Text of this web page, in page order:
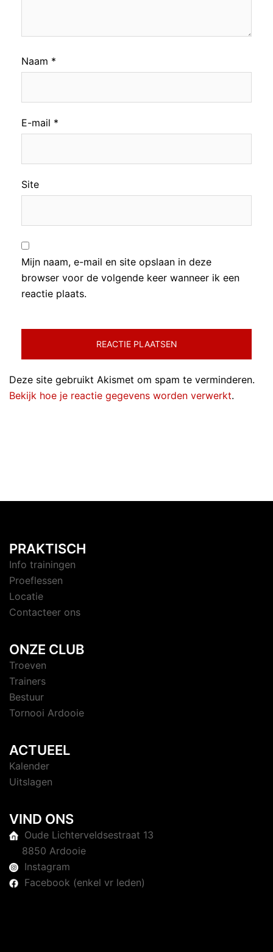
Naam *
E-mail *
Site
Mijn naam, e-mail en site opslaan in deze
browser voor de volgende keer wanneer ik een
reactie plaats.
Deze site gebruikt Akismet om spam te verminderen.
Bekijk hoe je reactie gegevens worden verwerkt.
PRAKTISCH
Info trainingen
Proeflessen
Locatie
Contacteer ons
ONZE CLUB
Troeven
Trainers
Bestuur
Tornooi Ardooie
ACTUEEL
Kalender
Uitslagen
VIND ONS
Oude Lichterveldsestraat 13
8850 Ardooie
Instagram
Facebook (enkel vr leden)